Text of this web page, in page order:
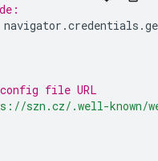
navigator .credentials .
file URL
szn.cz/.well-known/